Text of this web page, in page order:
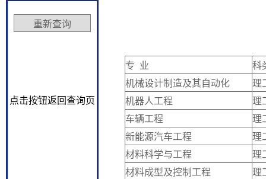
点击按钮返回查询页
专 业
科
机械设计制造及其自动化
理
机器人工程
理
车辆工程
理
新能源汽车工程
理
材料科学与工程
理
材料成型及控制工程
理